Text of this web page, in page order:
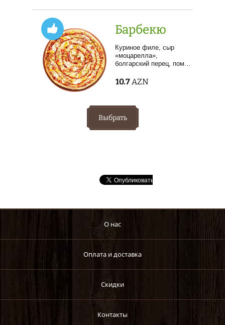
Барбекю
Куриное филе, сыр
«моцарелла»,
болгарский перец, пом…
10.7 AZN
Выбрать
О нас
Оплата и доставка
Скидки
Контакты